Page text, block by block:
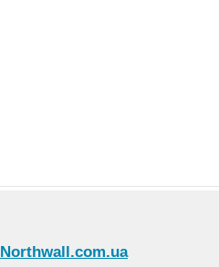
Northwall.com.ua